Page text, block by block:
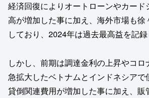
経済回復によりオートローンやカード
高が増加した事に加え、海外市場も徐
しており、2024年は過去最高益を記録
しかし、前期は調達金利の上昇やコ
急拡大したベトナムとインドネシアで
貸倒関連費用が増加した事に加え、販